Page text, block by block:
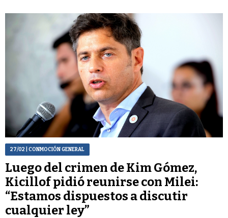
27/02 | CONMOCIÓN GENERAL
Luego del crimen de Kim Gómez,
Kicillof pidió reunirse con Milei:
“Estamos dispuestos a discutir
cualquier ley”